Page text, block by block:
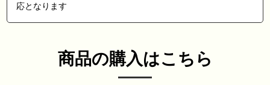
応となります
商品の購入はこちら